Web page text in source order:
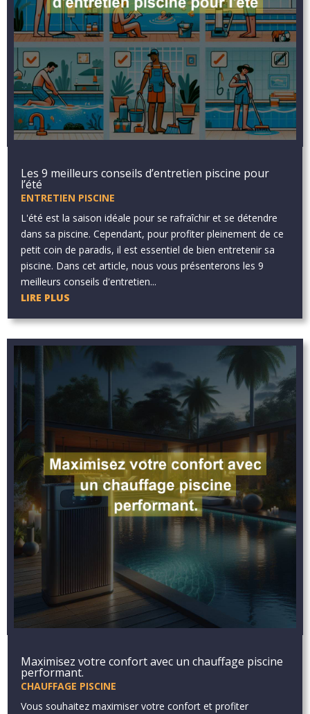
Les 9 meilleurs conseils d’entretien piscine pour
l’été
ENTRETIEN PISCINE
L'été est la saison idéale pour se rafraîchir et se détendre
dans sa piscine. Cependant, pour profiter pleinement de ce
petit coin de paradis, il est essentiel de bien entretenir sa
piscine. Dans cet article, nous vous présenterons les 9
meilleurs conseils d'entretien...
LIRE PLUS
Maximisez votre confort avec un chauffage piscine
performant.
CHAUFFAGE PISCINE
Vous souhaitez maximiser votre confort et profiter